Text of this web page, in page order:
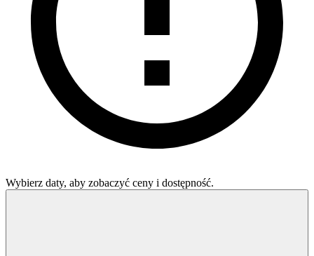
Wybierz daty, aby zobaczyć ceny i dostępność.